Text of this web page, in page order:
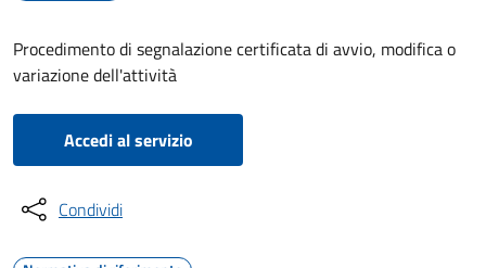
Procedimento di segnalazione certificata di avvio, modifica o
variazione dell'attività
Accedi al servizio
Condividi